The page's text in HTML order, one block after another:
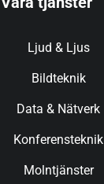
Ljud & Ljus
Bildteknik
Data & Nätverk
Konferensteknik
Molntjänster